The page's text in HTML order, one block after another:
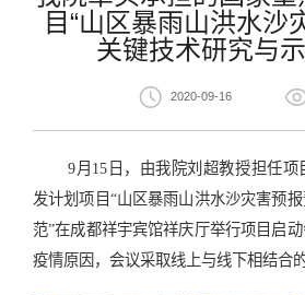
目“山区暴雨山洪水沙
关键技术研究与
2020-09-16
9月15日，由我院刘超教授担任
发计划项目“山区暴雨山洪水沙灾害预
范”在成都祥宇宾馆祥庆厅举行项目启动
疫情原因，会议采取线上与线下相结合